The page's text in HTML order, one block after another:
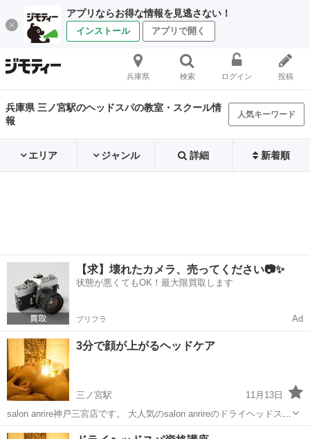
アプリならお得な情報を見逃さない！
インストール アプリで開く
兵庫県 検索 ログイン 投稿
兵庫県 三ノ宮駅のヘッドスパの教室・スクール情
報
人気キーワード
エリア ジャンル 詳細 新着順
【求】壊れたカメラ、売ってください📷✨
状態が悪くてもOK！最大限買取します
プリフラ Ad
3分で顔が上がるヘッドケア
三ノ宮駅
11月13日
salon anrire神戸三宮店です。 大人気のsalon anrireのドライヘッドスパ
メニュー技術の一部で 自宅で簡単、小顔調整付きヘッドケアを丁寧に
兵庫 神戸市 三ノ宮駅 ヘッドスパ 小顔